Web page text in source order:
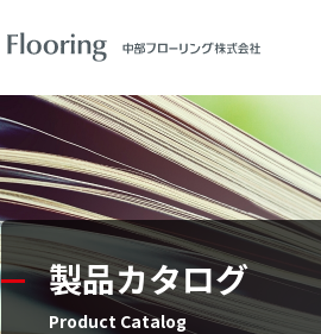
製品情報
Product
会社案内
Company Information
製品カタログ
Product Catalog